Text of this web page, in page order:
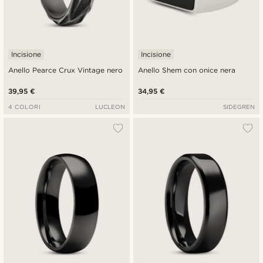
Anello Pearce Crux Vintage nero
Incisione
39,95 €
4 COLORI LUCLEON
Anello Shem con onice nera
Incisione
34,95 €
SIDEGREN